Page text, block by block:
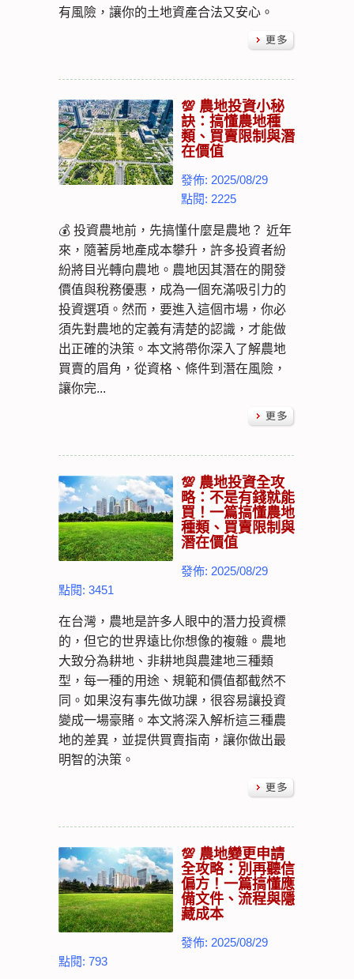
有風險，讓你的土地資產合法又安心。
💯 農地投資小秘
訣：搞懂農地種
類、買賣限制與潛
在價值
發佈: 2025/08/29
點閱: 2225
💰 投資農地前，先搞懂什麼是農地？ 近年
來，隨著房地產成本攀升，許多投資者紛
紛將目光轉向農地。農地因其潛在的開發
價值與稅務優惠，成為一個充滿吸引力的
投資選項。然而，要進入這個市場，你必
須先對農地的定義有清楚的認識，才能做
出正確的決策。本文將帶你深入了解農地
買賣的眉角，從資格、條件到潛在風險，
讓你完...
💯 農地投資全攻
略：不是有錢就能
買！一篇搞懂農地
種類、買賣限制與
潛在價值
發佈: 2025/08/29
點閱: 3451
在台灣，農地是許多人眼中的潛力投資標
的，但它的世界遠比你想像的複雜。農地
大致分為耕地、非耕地與農建地三種類
型，每一種的用途、規範和價值都截然不
同。如果沒有事先做功課，很容易讓投資
變成一場豪賭。本文將深入解析這三種農
地的差異，並提供買賣指南，讓你做出最
明智的決策。
💯 農地變更申請
全攻略：別再聽信
偏方！一篇搞懂應
備文件、流程與隱
藏成本
發佈: 2025/08/29
點閱: 793